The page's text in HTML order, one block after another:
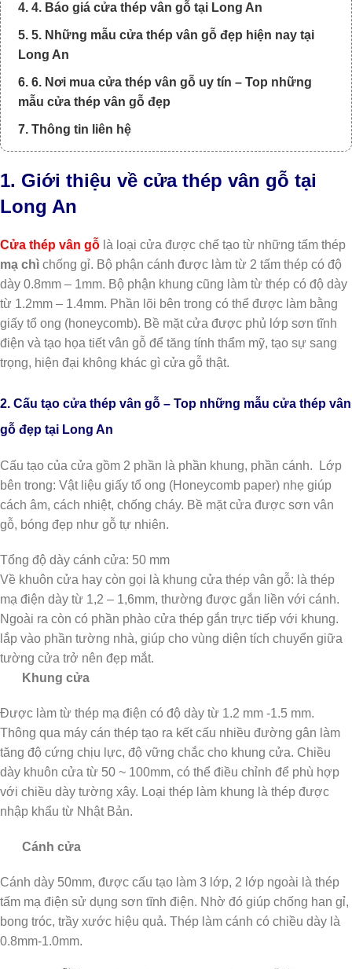
4. 4. Báo giá cửa thép vân gỗ tại Long An
5. 5. Những mẫu cửa thép vân gỗ đẹp hiện nay tại
Long An
6. 6. Nơi mua cửa thép vân gỗ uy tín – Top những
mẫu cửa thép vân gỗ đẹp
7. Thông tin liên hệ
1. Giới thiệu về cửa thép vân gỗ tại
Long An
Cửa thép vân gỗ là loại cửa được chế tạo từ những tấm thép
mạ chì chống gỉ. Bộ phận cánh được làm từ 2 tấm thép có độ
dày 0.8mm – 1mm. Bộ phận khung cũng làm từ thép có độ dày
từ 1.2mm – 1.4mm. Phần lõi bên trong có thể được làm bằng
giấy tổ ong (honeycomb). Bề mặt cửa được phủ lớp sơn tĩnh
điện và tạo họa tiết vân gỗ để tăng tính thẩm mỹ, tạo sự sang
trọng, hiện đại không khác gì cửa gỗ thật.
2. Cấu tạo cửa thép vân gỗ – Top những mẫu cửa thép vân
gỗ đẹp tại Long An
Cấu tạo của cửa gồm 2 phần là phần khung, phần cánh. Lớp
bên trong: Vật liệu giấy tổ ong (Honeycomb paper) nhẹ giúp
cách âm, cách nhiệt, chống cháy. Bề mặt cửa được sơn vân
gỗ, bóng đẹp như gỗ tự nhiên.
Tổng độ dày cánh cửa: 50 mm
Về khuôn cửa hay còn gọi là khung cửa thép vân gỗ: là thép
mạ điện dày từ 1,2 – 1,6mm, thường được gắn liền với cánh.
Ngoài ra còn có phần phào cửa thép gắn trực tiếp với khung.
lắp vào phần tường nhà, giúp cho vùng diện tích chuyển giữa
tường cửa trở nên đẹp mắt.
Khung cửa
Được làm từ thép mạ điện có độ dày từ 1.2 mm -1.5 mm.
Thông qua máy cán thép tạo ra kết cấu nhiều đường gân làm
tăng độ cứng chịu lực, độ vững chắc cho khung cửa. Chiều
dày khuôn cửa từ 50 ~ 100mm, có thể điều chỉnh để phù hợp
với chiều dày tường xây. Loại thép làm khung là thép được
nhập khẩu từ Nhật Bản.
Cánh cửa
Cánh dày 50mm, được cấu tạo làm 3 lớp, 2 lớp ngoài là thép
tấm mạ điện sử dụng sơn tĩnh điện. Nhờ đó giúp chống han gỉ,
bong tróc, trầy xước hiệu quả. Thép làm cánh có chiều dày là
0.8mm-1.0mm.